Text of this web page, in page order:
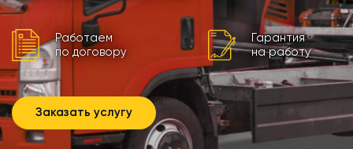
Работаем
по договору
Гарантия
на работу
Заказать услугу